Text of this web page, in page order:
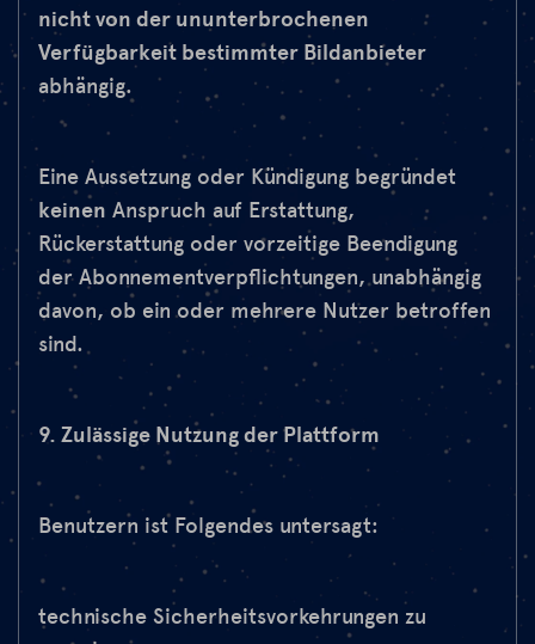
nicht von der ununterbrochenen
Verfügbarkeit bestimmter Bildanbieter
abhängig.
Eine Aussetzung oder Kündigung begründet
keinen Anspruch auf Erstattung,
Rückerstattung oder vorzeitige Beendigung
der Abonnementverpflichtungen, unabhängig
davon, ob ein oder mehrere Nutzer betroffen
sind.
9. Zulässige Nutzung der Plattform
Benutzern ist Folgendes untersagt:
technische Sicherheitsvorkehrungen zu